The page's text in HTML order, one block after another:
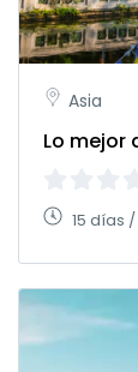
Asia
Lo mejor
15 días